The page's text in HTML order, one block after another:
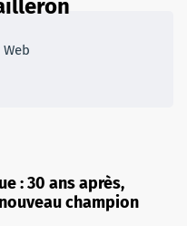
: 30 ans après,
champion